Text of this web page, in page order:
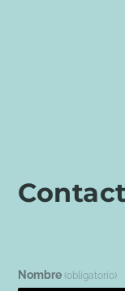
Nombre (obligatorio)